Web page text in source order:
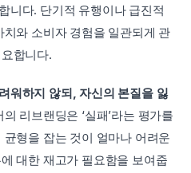
니다. 단기적 유행이나 급진적
와 소비자 경험을 일관되게 관
합니다.
워하지 않되, 자신의 본질을 잃
리브랜딩은 ‘실패’라는 평가를
형을 잡는 것이 얼마나 어려운
대한 재고가 필요함을 보여줍